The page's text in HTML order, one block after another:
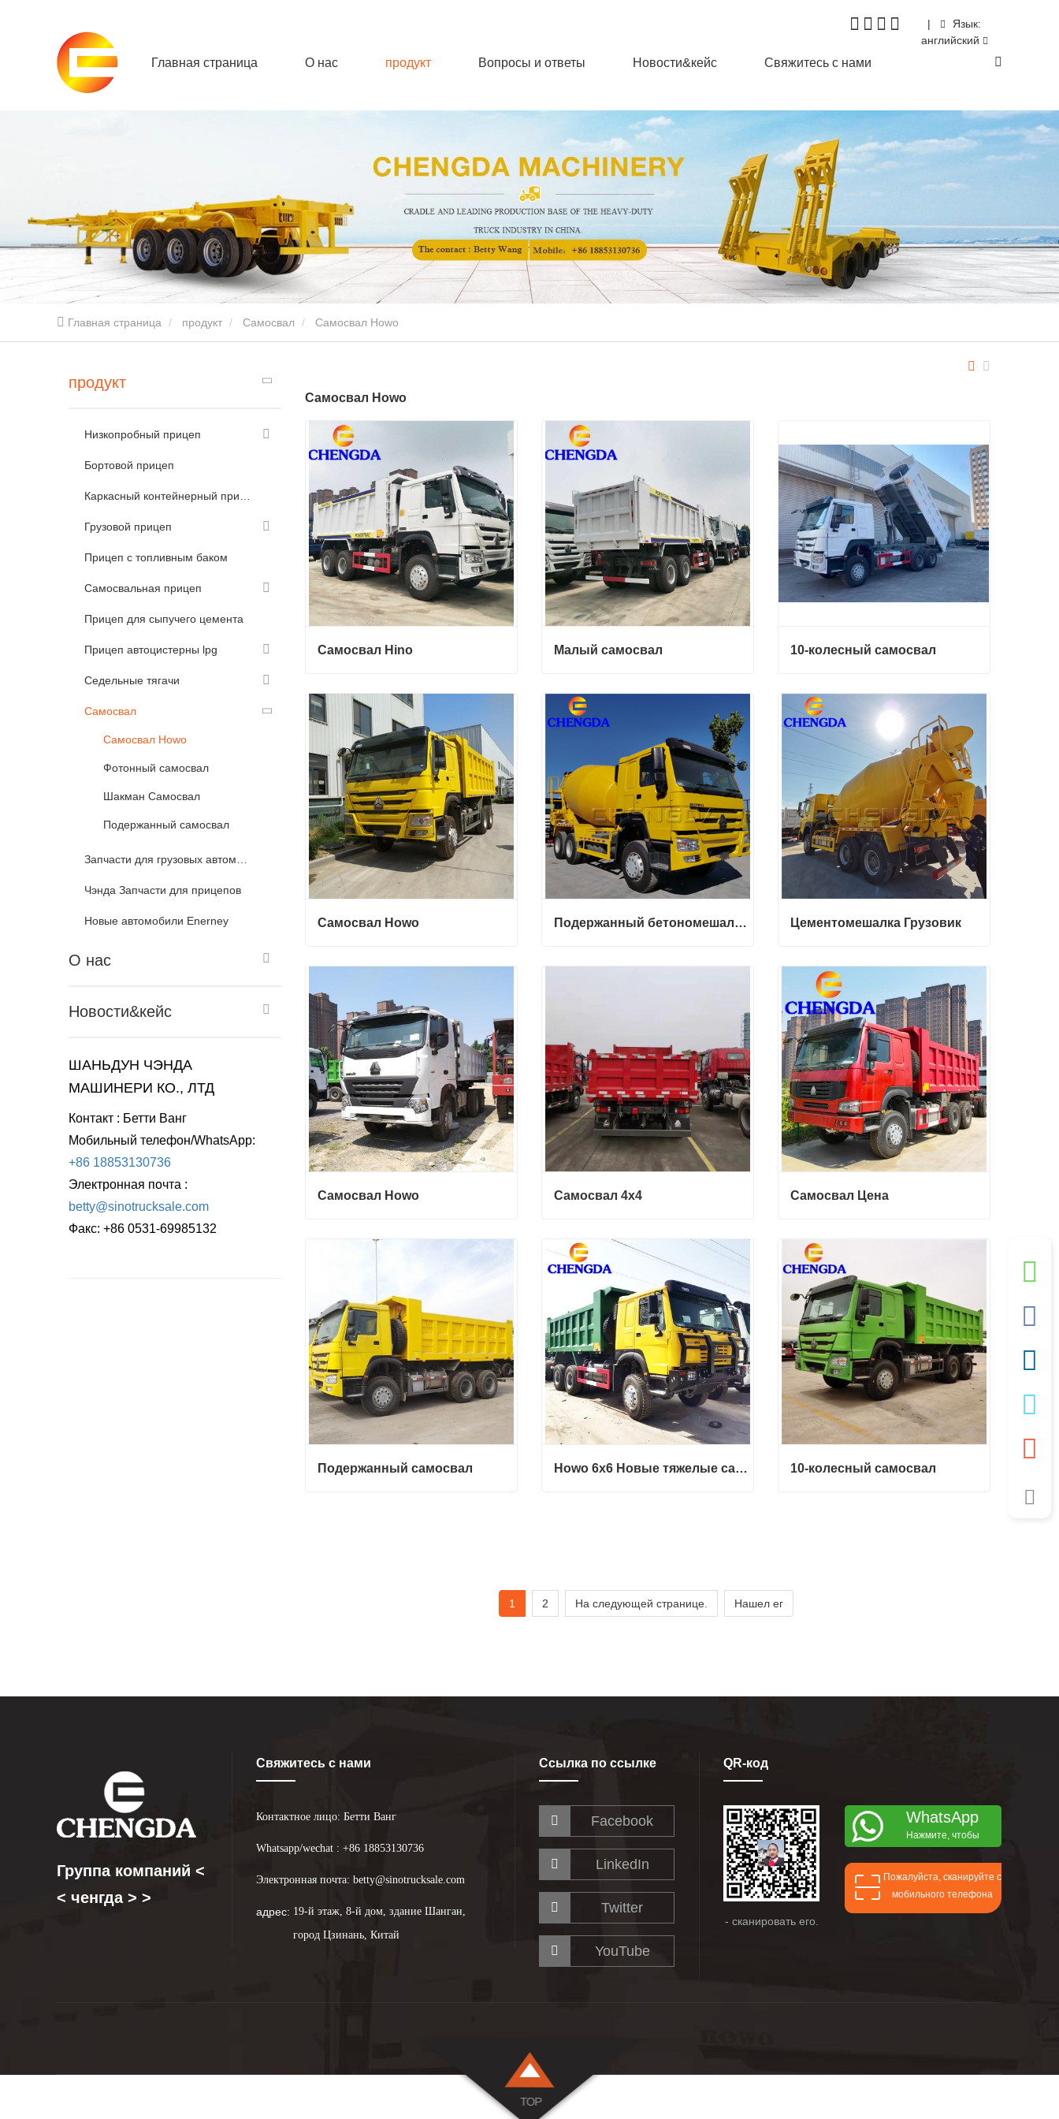
|
Язык:
английский
Главная страница О нас продукт Вопросы и ответы Новости&кейс Свяжитесь с нами
Главная страница продукт Самосвал Самосвал Howo
продукт
Низкопробный прицеп
Бортовой прицеп
Грузовой прицеп
Прицеп с топливным баком
Самосвальная прицеп
Прицеп для сыпучего цемента
Прицеп автоцистерны lpg
Седельные тягачи
Самосвал
Самосвал Howo
Фотонный самосвал
Шакман Самосвал
Подержанный самосвал
Чэнда Запчасти для прицепов
Новые автомобили Enerney
О нас
Новости&кейс
ШАНЬДУН ЧЭНДА
МАШИНЕРИ КО., ЛТД
Контакт : Бетти Ванг
Мобильный телефон/WhatsApp:
+86 18853130736
Электронная почта :
betty@sinotrucksale.com
Факс: +86 0531-69985132
Самосвал Howo
Самосвал Hino
Самосвал Hino
Свяжитесь с нами
Малый самосвал
Малый самосвал
Свяжитесь с нами
10-колесный самосвал
10-колесный самосвал
Свяжитесь с нами
Самосвал Howo
Самосвал Howo
Подержанный бетономешалка Грузовик
Подержанный бетономешалка Грузовик
Цементомешалка Грузовик
Цементомешалка Грузовик
Свяжитесь с нами
Самосвал Howo
Самосвал Howo
Самосвал 4х4
Самосвал 4х4
Свяжитесь с нами
Самосвал Цена
Самосвал Цена
Свяжитесь с нами
Подержанный самосвал Howo 6x6 Новые тяжелые самосвалы 10-колесный самосвал
1 2 На следующей странице. Нашел ег
Группа компаний <
< ченгда > >
Свяжитесь с нами
Контактное лицо: Бетти Ванг
Whatsapp/wechat : +86 18853130736
Электронная почта: betty@sinotrucksale.com
адрес: 19-й этаж, 8-й дом, здание Шанган,
город Цзинань, Китай
Ссылка по ссылке
Facebook
LinkedIn
Twitter
YouTube
QR-код
- сканировать его.
WhatsApp
Нажмите, чтобы
поговорить с whatsapp
Пожалуйста, сканируйте с
мобильного телефона